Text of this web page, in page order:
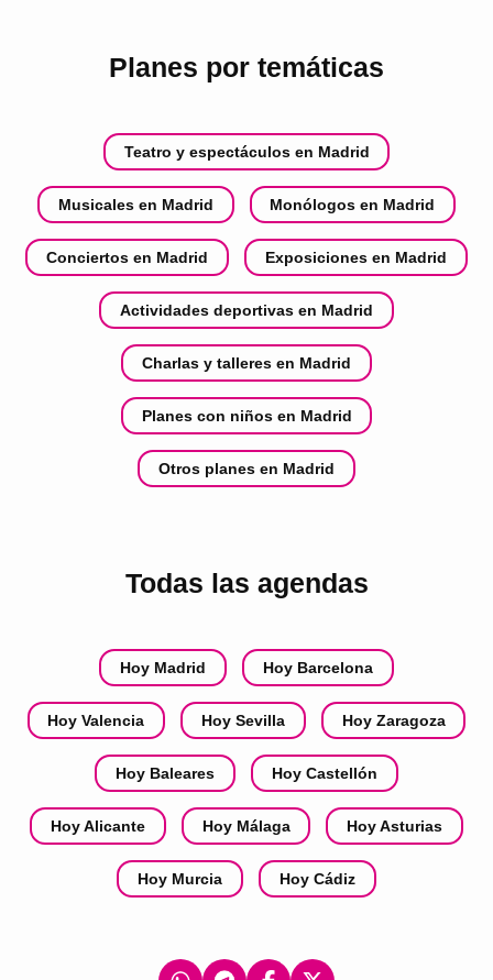
Planes por temáticas
Teatro y espectáculos en Madrid
Musicales en Madrid Monólogos en Madrid
Conciertos en Madrid Exposiciones en Madrid
Actividades deportivas en Madrid
Charlas y talleres en Madrid
Planes con niños en Madrid
Otros planes en Madrid
Todas las agendas
Hoy Madrid Hoy Barcelona
Hoy Valencia Hoy Sevilla Hoy Zaragoza
Hoy Baleares Hoy Castellón
Hoy Alicante Hoy Málaga Hoy Asturias
Hoy Murcia Hoy Cádiz